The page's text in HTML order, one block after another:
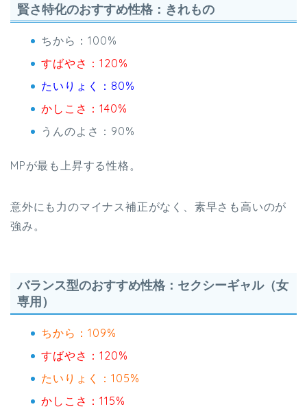
賢さ特化のおすすめ性格：きれもの
ちから：100%
すばやさ：120%
たいりょく：80%
かしこさ：140%
うんのよさ：90%
MPが最も上昇する性格。
意外にも力のマイナス補正がなく、素早さも高いのが
強み。
バランス型のおすすめ性格：セクシーギャル（女
専用）
ちから：109%
すばやさ：120%
たいりょく：105%
かしこさ：115%